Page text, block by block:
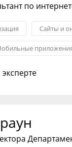
по
Сайты и